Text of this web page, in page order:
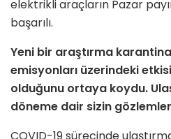
elektrikli araçların Pazar
başarılı.
Yeni bir araştırma
emisyonları üzerindeki
olduğunu ortaya koydu.
döneme dair sizin
COVID-19 sürecinde